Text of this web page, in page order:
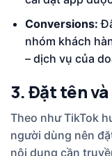
Conversions:
nhóm khách
– dịch vụ của
3. Đặt tên
Theo như TikTok
người dùng nên
nội dung cần